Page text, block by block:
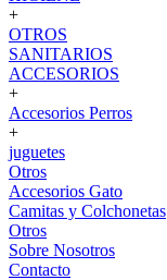
+
OTROS
SANITARIOS
ACCESORIOS
+
Accesorios Perros
+
juguetes
Otros
Accesorios Gato
Camitas y Colchonetas
Otros
Sobre Nosotros
Contacto